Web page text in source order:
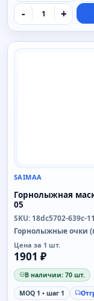
- +
SAIMAA
SAIMAA
Горнолыжная
05
SKU: 18dc5702-639c-
Горнолыжные очки
Цена за 1 шт.
1901 ₽
В наличии: 70 шт.
MOQ 1 • шаг 1